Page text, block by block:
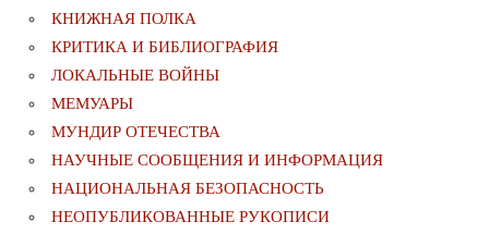
КНИЖНАЯ ПОЛКА
КРИТИКА И БИБЛИОГРАФИЯ
ЛОКАЛЬНЫЕ ВОЙНЫ
МЕМУАРЫ
МУНДИР ОТЕЧЕСТВА
НАУЧНЫЕ СООБЩЕНИЯ И ИНФОРМАЦИЯ
НАЦИОНАЛЬНАЯ БЕЗОПАСНОСТЬ
НЕОПУБЛИКОВАННЫЕ РУКОПИСИ